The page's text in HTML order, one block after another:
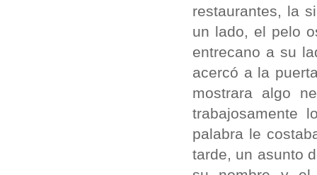
restaurantes, la
un lado, el pelo
entrecano a su
acercó a la
mostrara algo
trabajosamente
palabra le
tarde, un asunto